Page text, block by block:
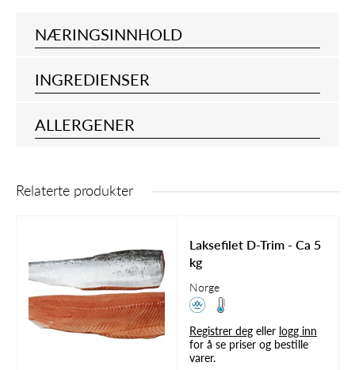
NÆRINGSINNHOLD
INGREDIENSER
ALLERGENER
Relaterte produkter
Laksefilet D-Trim - Ca 5
kg
Norge
Registrer deg eller logg inn
for å se priser og bestille
varer.